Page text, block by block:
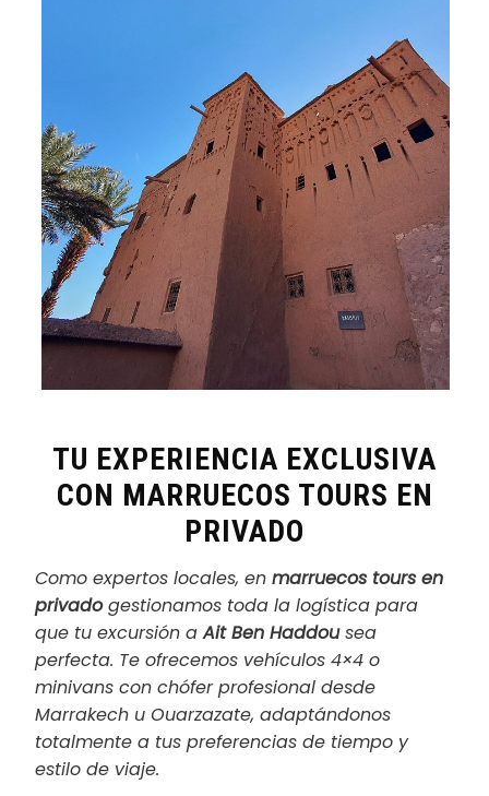
TU EXPERIENCIA EXCLUSIVA
CON MARRUECOS TOURS EN
PRIVADO
Como expertos locales, en marruecos tours en
privadogestionamos toda la logística para
que tu excursión aAit Ben Haddousea
perfecta. Te ofrecemos vehículos 4×4 o
minivans con chófer profesional desde
Marrakech u Ouarzazate, adaptándonos
totalmente a tus preferencias de tiempo y
estilo de viaje.